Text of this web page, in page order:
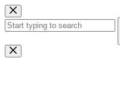
Zum
Inhalt
springen
Keine
Ergebnisse